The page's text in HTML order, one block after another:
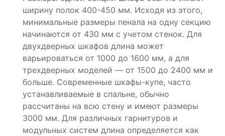
ширину полок 400-450 мм. Исходя из этого,
минимальные размеры пенала на одну секцию
начинаются от 430 мм с учетом стенок. Для
двухдверных шкафов длина может
варьироваться от 1000 до 1600 мм, а для
трехдверных моделей — от 1500 до 2400 мм и
больше. Современные шкафы-купе, часто
устанавливаемые в спальне, обычно
рассчитаны на всю стену и имеют размеры
3000 мм. Для различных гарнитуров и
модульных систем длина определяется как